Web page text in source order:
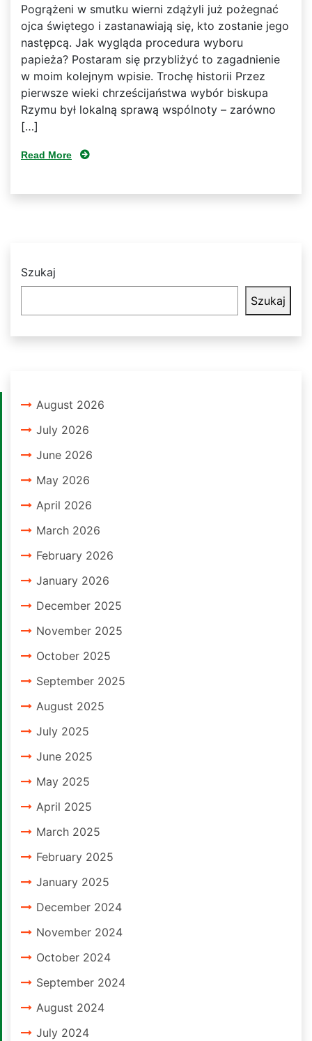
Pogrążeni w smutku wierni zdążyli już pożegnać
ojca świętego i zastanawiają się, kto zostanie jego
następcą. Jak wygląda procedura wyboru
papieża? Postaram się przybliżyć to zagadnienie
w moim kolejnym wpisie. Trochę historii Przez
pierwsze wieki chrześcijaństwa wybór biskupa
Rzymu był lokalną sprawą wspólnoty – zarówno
[…]
Read More
Szukaj
Szukaj
August 2026
July 2026
June 2026
May 2026
April 2026
March 2026
February 2026
January 2026
December 2025
November 2025
October 2025
September 2025
August 2025
July 2025
June 2025
May 2025
April 2025
March 2025
February 2025
January 2025
December 2024
November 2024
October 2024
September 2024
August 2024
July 2024